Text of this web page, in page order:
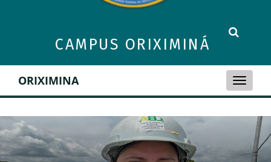
CAMPUS ORIXIMINÁ
Toggle
ORIXIMINA